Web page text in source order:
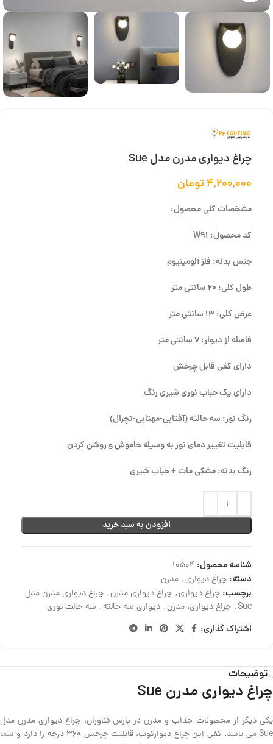
چراغ دیواری مدرن مدل Sue
۴,۲۰۰,۰۰۰تومان
مشخصات کلی محصول:
کد محصول: W91
جنس بدنه: فلز آلومینیوم
طول کلی: 20 سانتی متر
عرض کلی: 13 سانتی متر
فاصله از دیوار: 7 سانتی متر
دارای کفی قابل چرخش
دارای یک حباب نوری شیری رنگ
رنگ نور: سه حالته (آفتابی-مهتابی-نچرال)
قابلیت تغییر دمای نور به وسیله خاموش و روشن کردن
رنگ بدنه: مشکی مات + حباب شیری
افزودن به سبد خرید
شناسه محصول:10504
دسته: چراغ دیواری, مدرن
برچسب: چراغ دیواری, چراغ دیواری مدرن, چراغ دیواری مدرن مدل
Sue
, چراغ دیواری، مدرن, دیواری سه حالته, سه حالت نوری
اشتراک گذاری:
توضیحات
چراغ دیواری مدرن Sue
یکی دیگر از محصولات جذاب و مدرن در پارس فناوران، چراغ دیواری مدرن مدل
Sue می باشد. کفی این چراغ دیوارکوب، قابلیت چرخش 360 درجه را دارد و شما